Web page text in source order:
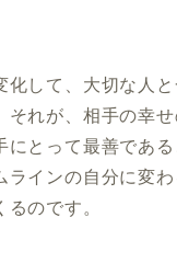
化して、大切な人と
それが、相手の幸
にとって最善であ
ラインの自分に変
のです。